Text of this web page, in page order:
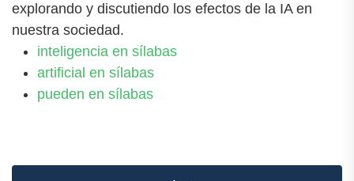
explorando y discutiendo los efectos de la IA en
nuestra sociedad.
inteligencia en sílabas
artificial en sílabas
pueden en sílabas